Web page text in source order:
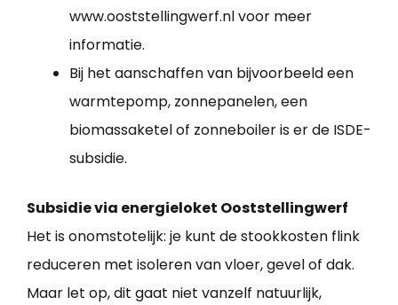
www.ooststellingwerf.nl voor meer
informatie.
Bij het aanschaffen van bijvoorbeeld een
warmtepomp, zonnepanelen, een
biomassaketel of zonneboiler is er de ISDE-
subsidie.
Subsidie via energieloket Ooststellingwerf
Het is onomstotelijk: je kunt de stookkosten flink
reduceren met isoleren van vloer, gevel of dak.
Maar let op, dit gaat niet vanzelf natuurlijk,